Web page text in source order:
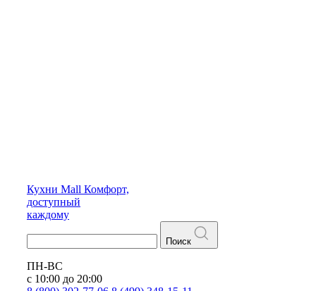
Кухни Mall Комфорт,
доступный
каждому
Поиск
ПН-ВС
с 10:00 до 20:00